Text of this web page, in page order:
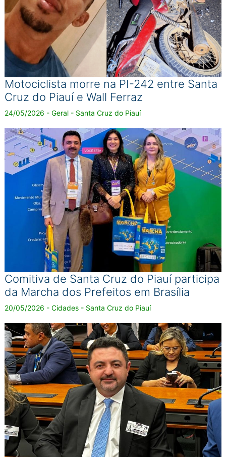
Motociclista morre na PI-242 entre Santa
Cruz do Piauí e Wall Ferraz
24/05/2026 - Geral - Santa Cruz do Piauí
Comitiva de Santa Cruz do Piauí participa
da Marcha dos Prefeitos em Brasília
20/05/2026 - Cidades - Santa Cruz do Piauí